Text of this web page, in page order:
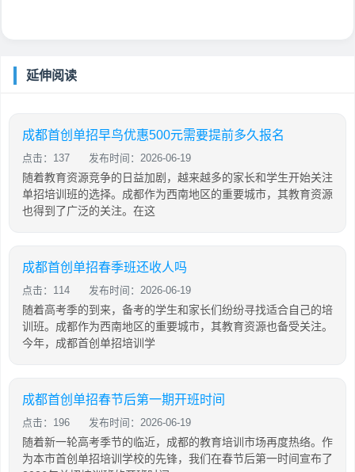
延伸阅读
成都首创单招早鸟优惠500元需要提前多久报名
点击：137 发布时间：2026-06-19
随着教育资源竞争的日益加剧，越来越多的家长和学生开始关注
单招培训班的选择。成都作为西南地区的重要城市，其教育资源
也得到了广泛的关注。在这
成都首创单招春季班还收人吗
点击：114 发布时间：2026-06-19
随着高考季的到来，备考的学生和家长们纷纷寻找适合自己的培
训班。成都作为西南地区的重要城市，其教育资源也备受关注。
今年，成都首创单招培训学
成都首创单招春节后第一期开班时间
点击：196 发布时间：2026-06-19
随着新一轮高考季节的临近，成都的教育培训市场再度热络。作
为本市首创单招培训学校的先锋，我们在春节后第一时间宣布了